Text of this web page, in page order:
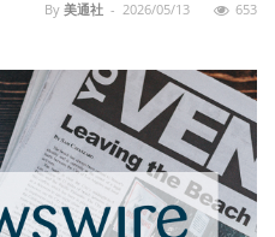
By 美通社 - 2026/05/13 653